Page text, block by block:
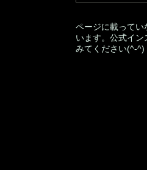
ページに載ってい
います。公式イ
みてください(^-^)